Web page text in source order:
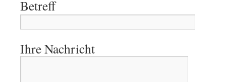
Betreff
Ihre Nachricht